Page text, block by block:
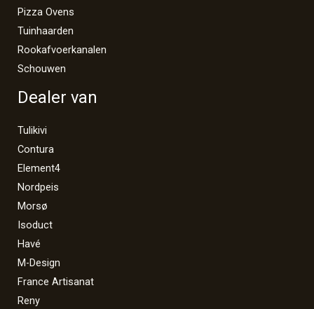
Pizza Ovens
Tuinhaarden
Rookafvoerkanalen
Schouwen
Dealer van
Tulikivi
Contura
Element4
Nordpeis
Morsø
Isoduct
Havé
M-Design
France Artisanat
Reny